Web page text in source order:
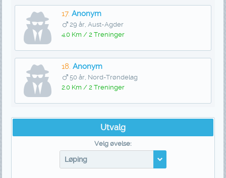
17. Anonym
29 år, Aust-Agder
4.0 Km / 2 Treninger
18. Anonym
50 år, Nord-Trøndelag
2.0 Km / 2 Treninger
Utvalg
Velg øvelse:
Løping